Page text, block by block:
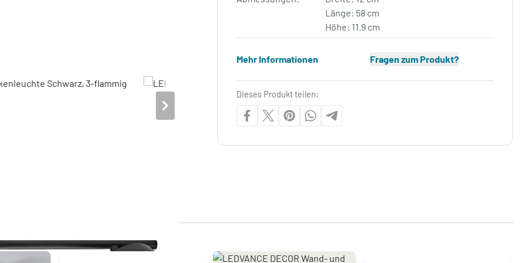
Länge: 58 cm
Höhe: 11.9 cm
Mehr Informationen Fragen zum Produkt?
Dieses Produkt teilen: